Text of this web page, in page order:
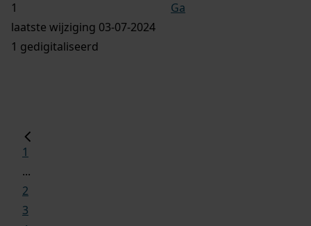
Ga
laatste wijziging 03-07-2024
1 gedigitaliseerd
1
...
2
3